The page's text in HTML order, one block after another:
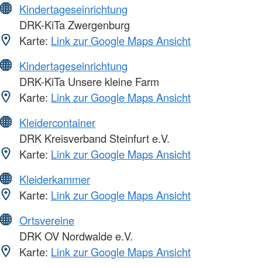
Kindertageseinrichtung
DRK-KiTa Zwergenburg
Karte: Link zur Google Maps Ansicht
Kindertageseinrichtung
DRK-KiTa Unsere kleine Farm
Karte: Link zur Google Maps Ansicht
Kleidercontainer
DRK Kreisverband Steinfurt e.V.
Karte: Link zur Google Maps Ansicht
Kleiderkammer
Karte: Link zur Google Maps Ansicht
Ortsvereine
DRK OV Nordwalde e.V.
Karte: Link zur Google Maps Ansicht